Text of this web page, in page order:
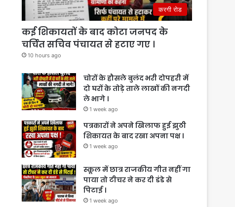
करगी रोड
कई शिकायतों के बाद कोटा जनपद के
चर्चित सचिव पंचायत से हटाए गए ।
10 hours ago
चोरों के हौसले बुलंद भरी दोपहरी में
दो घरों के तोड़े ताले लाखों की नगदी
ले भागे ।
1 week ago
पत्रकारों ने अपने खिलाफ हुई झुठी
शिकायत के बाद रखा अपना पक्ष ।
1 week ago
स्कूल में छात्र राजकीय गीत नहीं गा
पाया तो टीचर ने कर दी डंडे से
पिटाई ।
1 week ago